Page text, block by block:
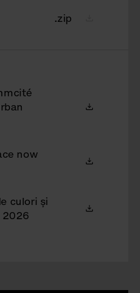
.zip
now
culori şi
2026